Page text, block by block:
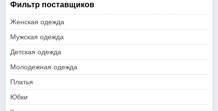
Фильтр поставщиков
Женская одежда
Мужская одежда
Детская одежда
Молодежная одежда
Платья
Юбки